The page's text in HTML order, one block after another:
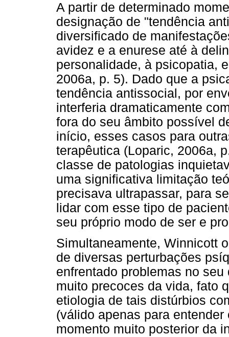
A partir de determinado
designação de "tendência
diversificado de
avidez e a enurese até à
personalidade, à psicopatia,
2006a, p. 5). Dado que a
tendência antissocial, por
interferia dramaticamente
fora do seu âmbito possível
início, esses casos para
terapêutica (Loparic, 2006a,
classe de patologias
uma significativa limitação
precisava ultrapassar, para
lidar com esse tipo de
seu próprio modo de ser e
Simultaneamente, Winnicott
de diversas perturbações
enfrentado problemas no
muito precoces da vida, fato
etiologia de tais distúrbios
(válido apenas para
momento muito posterior da